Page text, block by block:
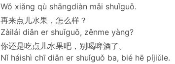
Wǒ xiǎng qù shāngdiàn mǎi shuǐguǒ.
再来点儿水果，怎么样？
Zàilái diǎn er shuǐguǒ, zěnme yàng?
你还是吃点儿水果吧，别喝啤酒了。
Nǐ háishì chī diǎn er shuǐguǒ ba, bié hē píjiǔle.